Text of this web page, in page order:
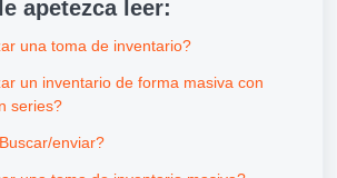
apetezca leer:
una toma de inventario?
un inventario de forma masiva con
series?
enviar?